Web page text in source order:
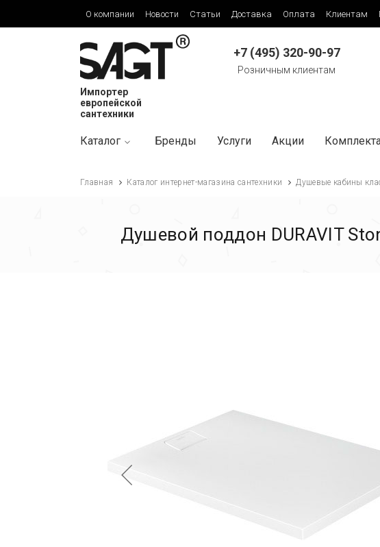
О компании Новости Статьи Доставка Оплата Клиентам
Импортер
европейской
сантехники
+7 (495) 320-90-97
Розничным клиентам
Каталог Бренды Услуги Акции
Главная Каталог интернет-магазина сантехники Душевые кабины
Душевой поддон DURAVIT